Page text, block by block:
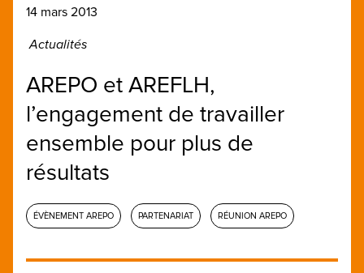
14 mars 2013
Actualités
AREPO et AREFLH,
l’engagement de travailler
ensemble pour plus de
résultats
ÉVÈNEMENT AREPO PARTENARIAT RÉUNION AREPO